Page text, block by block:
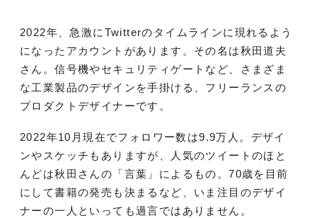
2022年、急激にTwitterのタイムラインに現れるよう
になったアカウントがあります。その名は秋田道夫
さん。信号機やセキュリティゲートなど、さまざま
な工業製品のデザインを手掛ける、フリーランスの
プロダクトデザイナーです。
2022年10月現在でフォロワー数は9.9万人。デザイ
ンやスケッチもありますが、人気のツイートのほと
んどは秋田さんの「言葉」によるもの。70歳を目前
にして書籍の発売も決まるなど、いま注目のデザイ
ナーの一人といっても過言ではありません。